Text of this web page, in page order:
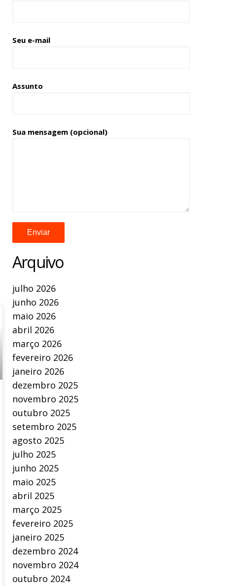
Seu e-mail
Assunto
Sua mensagem (opcional)
Arquivo
julho 2026
junho 2026
maio 2026
abril 2026
março 2026
fevereiro 2026
janeiro 2026
dezembro 2025
novembro 2025
outubro 2025
setembro 2025
agosto 2025
julho 2025
junho 2025
maio 2025
abril 2025
março 2025
fevereiro 2025
janeiro 2025
dezembro 2024
novembro 2024
outubro 2024